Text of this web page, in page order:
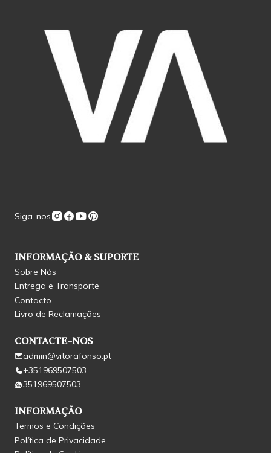
Siga-nos
INFORMAÇÃO & SUPORTE
Sobre Nós
Entrega e Transporte
Contacto
Livro de Reclamações
CONTACTE-NOS
admin@vitorafonso.pt
+351969507503
351969507503
INFORMAÇÃO
Termos e Condições
Política de Privacidade